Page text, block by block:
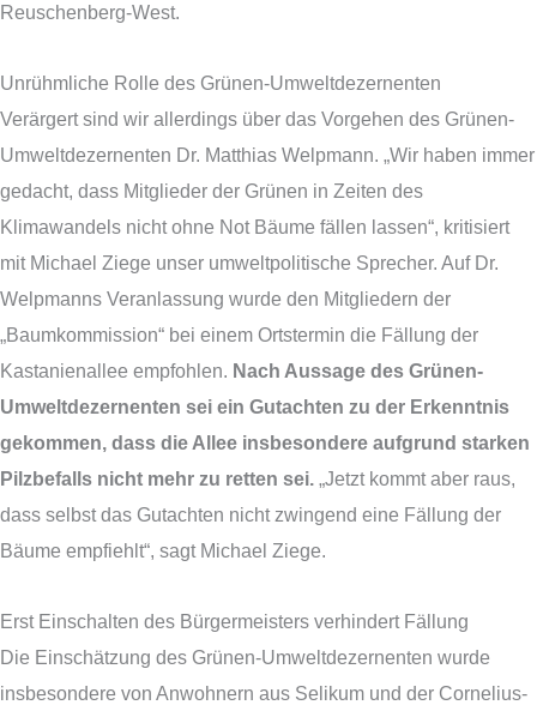
Reuschenberg-West.
Unrühmliche Rolle des Grünen-Umweltdezernenten
Verärgert sind wir allerdings über das Vorgehen des Grünen-
Umweltdezernenten Dr. Matthias Welpmann. „Wir haben immer
gedacht, dass Mitglieder der Grünen in Zeiten des
Klimawandels nicht ohne Not Bäume fällen lassen“, kritisiert
mit Michael Ziege unser umweltpolitische Sprecher. Auf Dr.
Welpmanns Veranlassung wurde den Mitgliedern der
„Baumkommission“ bei einem Ortstermin die Fällung der
Kastanienallee empfohlen. Nach Aussage des Grünen-
Umweltdezernenten sei ein Gutachten zu der Erkenntnis
gekommen, dass die Allee insbesondere aufgrund starken
Pilzbefalls nicht mehr zu retten sei. „Jetzt kommt aber raus,
dass selbst das Gutachten nicht zwingend eine Fällung der
Bäume empfiehlt“, sagt Michael Ziege.
Erst Einschalten des Bürgermeisters verhindert Fällung
Die Einschätzung des Grünen-Umweltdezernenten wurde
insbesondere von Anwohnern aus Selikum und der Cornelius-